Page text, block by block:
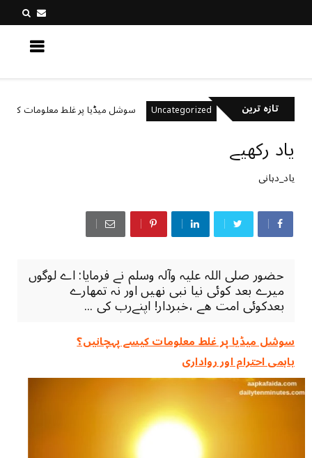
تازہ ترینہیں؟ Uncategorized سوشل میڈیا پر غلط معلومات کیسے
یاد رکھیے
یاد_دہانی
حضور‎ ‎صلی اللہ علیہ وآلہ وسلم نے فرمایا:‎ ‎اے لوگوں
سوشل میڈیا پر غلط معلومات کیسے پہچانیں؟
باہمی احترام اور رواداری